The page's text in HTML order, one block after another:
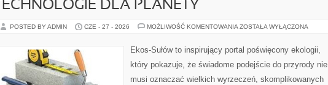
TECHNOLOGIE DLA PLANETY
POSTED BY ADMIN CZE - 27 - 2026 MOŻLIWOŚĆ KOMENTOWANIA TECHNOLOGIE
ZOSTAŁA WYŁĄCZONA
Ekos-Sułów to inspirujący portal poświęcony ekologii,
który pokazuje, że świadome podejście do przyrody nie
musi oznaczać wielkich wyrzeczeń, skomplikowanych